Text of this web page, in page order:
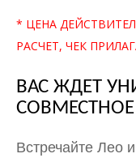
* ЦЕНА
РАСЧЕТ, ЧЕК
ВАС ЖДЕТ
Встречайте Лео